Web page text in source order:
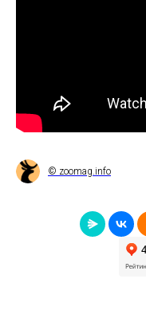
© zoomag.info